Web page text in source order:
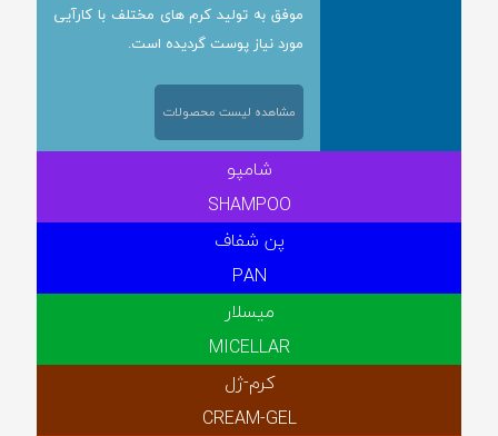
موفق به تولید کرم های مختلف با کارآیی
مورد نیاز پوست گردیده است.
مشاهده لیست محصولات
شامپو
SHAMPOO
پن شفاف
PAN
میسلار
MICELLAR
کرم-ژل
CREAM-GEL